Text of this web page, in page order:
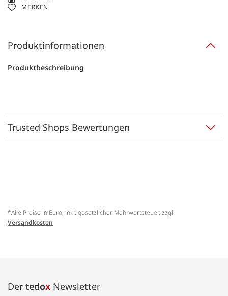
MERKEN
Produktinformationen
Produktbeschreibung
Trusted Shops Bewertungen
*Alle Preise in Euro, inkl. gesetzlicher Mehrwertsteuer, zzgl.
Versandkosten
Der tedox Newsletter